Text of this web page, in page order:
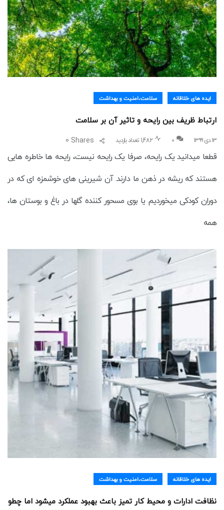
ایده های خلاقانه سلامت،امنیت و بهداشت
ارتباط ظریف بین رایحه و تاثیر آن بر سلامت
۱۳ دی ۱۳۹۹ 0 1,482 تعداد بازدید Shares
0
قطعا میدانید یک رایحه، صرفا یک رایحه نیست، رایحه ها خاطره هایی
هستند که ریشه در ذهن ما دارند. آن شیرینی های خوشمزه ای که در
دوران کودکی میخوردیم یا بوی مسحور کننده گلها در باغ و بوستان ها،
همه
ایده های خلاقانه سلامت،امنیت و بهداشت
نظافت ادارات و محیط کار تمیز باعث بهبود عملکرد میشود اما چطو